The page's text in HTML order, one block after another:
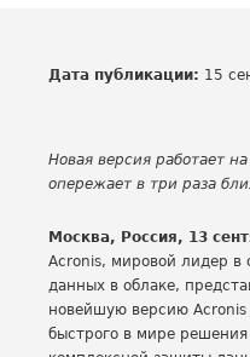
Дата публикации: 15
Новая версия работает
опережает в три раза
Москва, Россия, 13
Acronis, мировой лидер в
данных в облаке,
новейшую версию Acronis
быстрого в мире